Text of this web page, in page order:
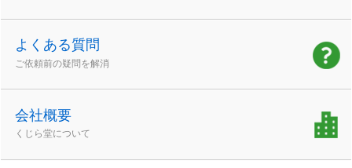
よくある質問
ご依頼前の疑問を解消
会社概要
くじら堂について